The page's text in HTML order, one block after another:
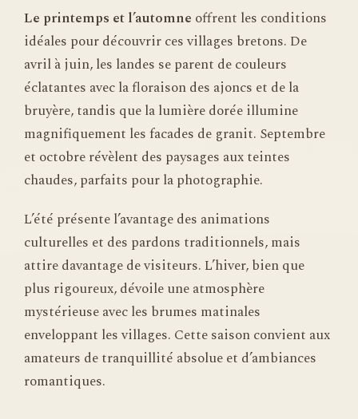
Le printemps et l’automne offrent les conditions
idéales pour découvrir ces villages bretons. De
avril à juin, les landes se parent de couleurs
éclatantes avec la floraison des ajoncs et de la
bruyère, tandis que la lumière dorée illumine
magnifiquement les facades de granit. Septembre
et octobre révèlent des paysages aux teintes
chaudes, parfaits pour la photographie.
L’été présente l’avantage des animations
culturelles et des pardons traditionnels, mais
attire davantage de visiteurs. L’hiver, bien que
plus rigoureux, dévoile une atmosphère
mystérieuse avec les brumes matinales
enveloppant les villages. Cette saison convient aux
amateurs de tranquillité absolue et d’ambiances
romantiques.